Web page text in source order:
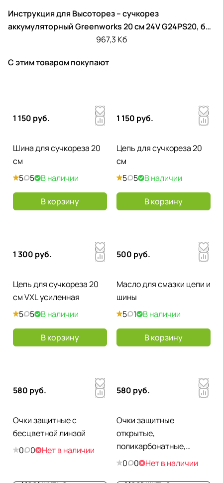
Инструкция для Высоторез – сучкорез
аккумуляторный Greenworks 20 см 24V G24PS20, без
967,3 Кб
С этим товаром покупают
1 150 руб.
Шина для сучкореза 20
см
5
5 В наличии
В корзину
1 150 руб.
Цепь для сучкореза 20
см
5
5 В наличии
В корзину
1 300 руб.
Цепь для сучкореза 20
см VXL усиленная
5
5 В наличии
В корзину
500 руб.
Масло для смазки цепи и
шины
5
1 В наличии
В корзину
580 руб.
Очки защитные с
бесцветной линзой
0
0 Нет в наличии
580 руб.
Очки защитные
открытые,
поликарбонатные,
увеличенная
0 0
Нет в наличии